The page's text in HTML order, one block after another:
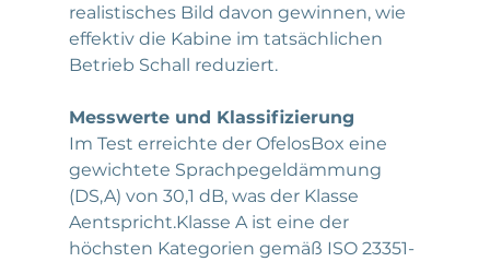
realistisches Bild davon gewinnen, wie
effektiv die Kabine im tatsächlichen
Betrieb Schall reduziert.
Messwerte und Klassifizierung
Im Test erreichte der OfelosBox eine
gewichtete Sprachpegeldämmung
(DS,A) von 30,1 dB, was der Klasse
Aentspricht.Klasse A ist eine der
höchsten Kategorien gemäß ISO 23351-